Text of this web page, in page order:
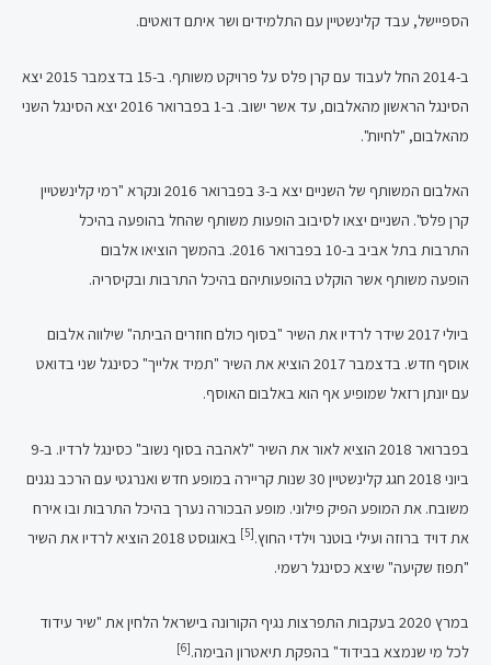
הספיישל, עבד קלינשטיין עם התלמידים ושר איתם דואטים.
ב-2014 החל לעבוד עם קרן פלס על פרויקט משותף. ב-15 בדצמבר 2015 יצא
הסינגל הראשון מהאלבום, עד אשר ישוב. ב-1 בפברואר 2016 יצא הסינגל השני
מהאלבום, "לחיות".
האלבום המשותף של השניים יצא ב-3 בפברואר 2016 ונקרא "רמי קלינשטיין
קרן פלס". השניים יצאו לסיבוב הופעות משותף שהחל בהופעה בהיכל
התרבות בתל אביב ב-10 בפברואר 2016. בהמשך הוציאו אלבום
הופעה משותף אשר הוקלט בהופעותיהם בהיכל התרבות ובקיסריה.
ביולי 2017 שידר לרדיו את השיר "בסוף כולם חוזרים הביתה" שילווה אלבום
אוסף חדש. בדצמבר 2017 הוציא את השיר "תמיד אלייך" כסינגל שני בדואט
עם יונתן רזאל שמופיע אף הוא באלבום האוסף.
בפברואר 2018 הוציא לאור את השיר "לאהבה בסוף נשוב" כסינגל לרדיו. ב-9
ביוני 2018 חגג קלינשטיין 30 שנות קריירה במופע חדש ואנרגטי עם הרכב נגנים
משובח. את המופע הפיק פילוני. מופע הבכורה נערך בהיכל התרבות ובו אירח
את דויד ברוזה ועילי בוטנר וילדי החוץ.[5]
באוגוסט 2018 הוציא לרדיו את השיר
"תפוז שקיעה" שיצא כסינגל רשמי.
במרץ 2020 בעקבות התפרצות נגיף הקורונה בישראל הלחין את "שיר עידוד
לכל מי שנמצא בבידוד" בהפקת תיאטרון הבימה.[6]